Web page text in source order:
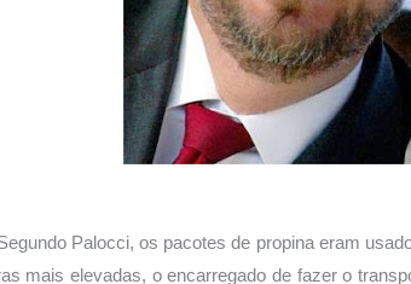
os pacotes de propina eram usados
mais elevadas, o encarregado de fazer o